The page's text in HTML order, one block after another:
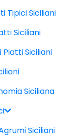
Tipici Siciliani
Siciliani
Piatti Siciliani
Siciliana
Siciliani